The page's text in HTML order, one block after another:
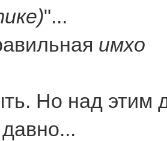
"...
имхо
Но над этим